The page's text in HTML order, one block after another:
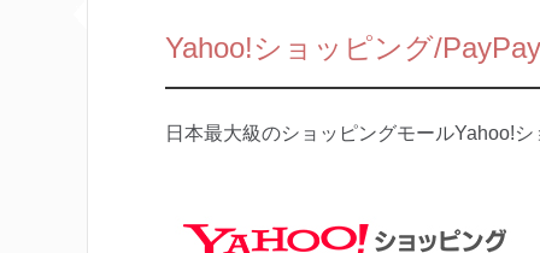
Yahoo!ショッピング/
日本最大級のショッピングモールYahoo!